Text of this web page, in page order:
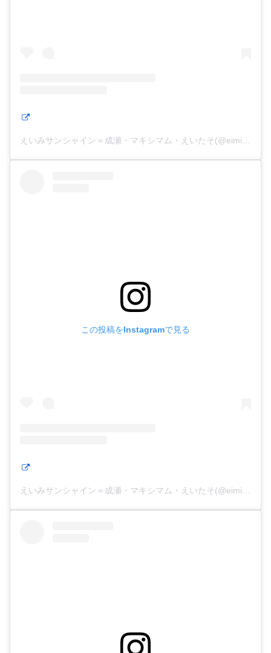
えいみサンシャイン＝成瀬・マキシマム・えいたそ(@eimisunshine)がシェアした投稿
この投稿をInstagramで見る
えいみサンシャイン＝成瀬・マキシマム・えいたそ(@eimisunshine)がシェアした投稿